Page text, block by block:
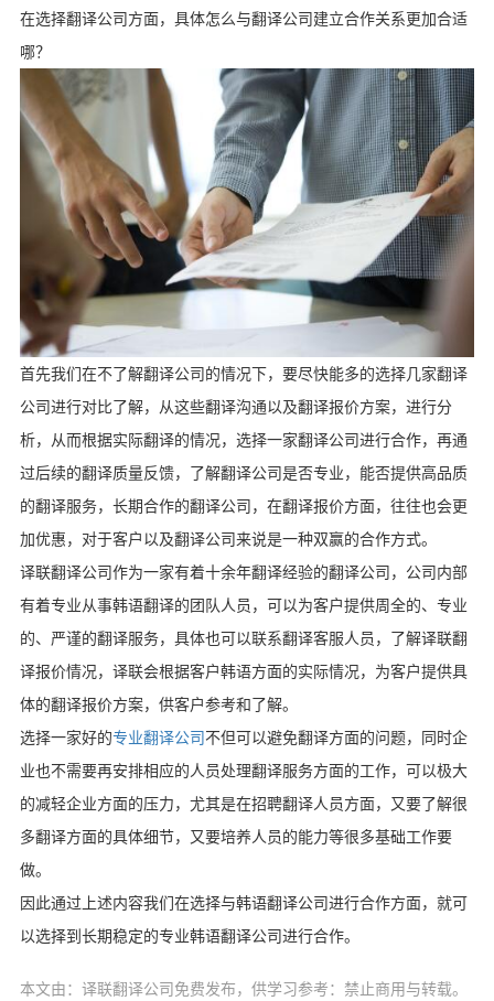
在选择翻译公司方面，具体怎么与翻译公司建立合作关系更加合适
哪？
首先我们在不了解翻译公司的情况下，要尽快能多的选择几家翻译
公司进行对比了解，从这些翻译沟通以及翻译报价方案，进行分
析，从而根据实际翻译的情况，选择一家翻译公司进行合作，再通
过后续的翻译质量反馈，了解翻译公司是否专业，能否提供高品质
的翻译服务，长期合作的翻译公司，在翻译报价方面，往往也会更
加优惠，对于客户以及翻译公司来说是一种双赢的合作方式。
译联翻译公司作为一家有着十余年翻译经验的翻译公司，公司内部
有着专业从事韩语翻译的团队人员，可以为客户提供周全的、专业
的、严谨的翻译服务，具体也可以联系翻译客服人员，了解译联翻
译报价情况，译联会根据客户韩语方面的实际情况，为客户提供具
体的翻译报价方案，供客户参考和了解。
选择一家好的专业翻译公司 不但可以避免翻译方面的问题，同时企
业也不需要再安排相应的人员处理翻译服务方面的工作，可以极大
的减轻企业方面的压力，尤其是在招聘翻译人员方面，又要了解很
多翻译方面的具体细节，又要培养人员的能力等很多基础工作要
做。
因此通过上述内容我们在选择与韩语翻译公司进行合作方面，就可
以选择到长期稳定的专业韩语翻译公司进行合作。
本文由：译联翻译公司免费发布，供学习参考：禁止商用与转载。